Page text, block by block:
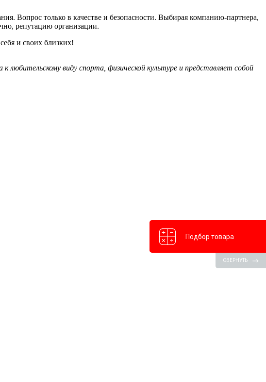
Вопрос только в качестве и безопасности. Выбирая компанию-партнера,
репутацию организации.
и своих близких!
виду спорта, физической культуре и представляет собой
Подбор товара
СВЕРНУТЬ